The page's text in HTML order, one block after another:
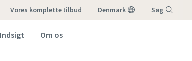
vores komplette tilbud Denmark Søg
Indsigt Om os